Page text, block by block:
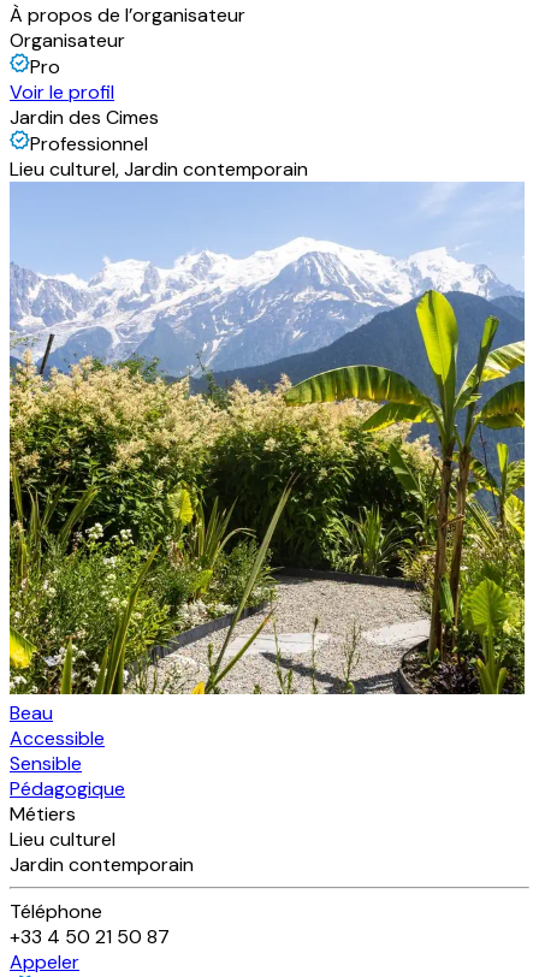
À propos de l’organisateur
Organisateur
Pro
Voir le profil
Jardin des Cimes
Professionnel
Lieu culturel, Jardin contemporain
Beau
Accessible
Sensible
Pédagogique
Métiers
Lieu culturel
Jardin contemporain
Téléphone
+33 4 50 21 50 87
Appeler